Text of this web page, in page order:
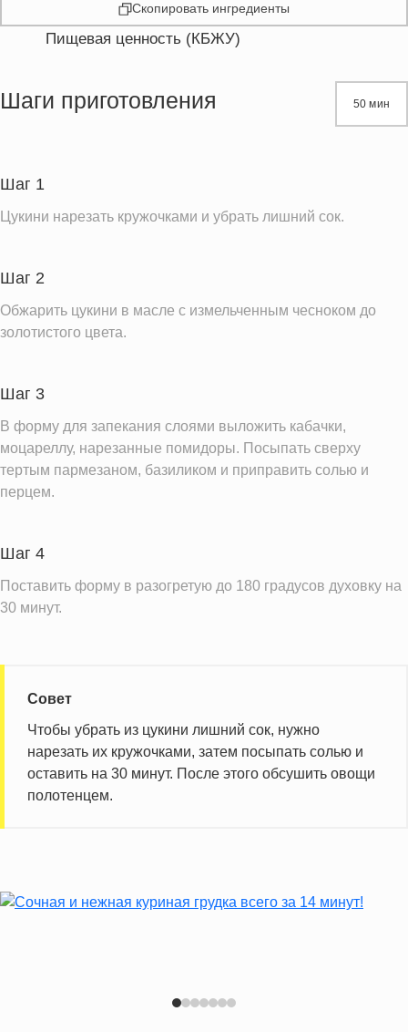
Скопировать ингредиенты
Пищевая ценность (КБЖУ)
Жиры
Пищевые волокна
Натрий
1320.3 мг
Информация для одной порции
Шаги приготовления 50 мин
Шаг 1
Цукини нарезать кружочками и убрать лишний сок.
Шаг 2
Обжарить цукини в масле с измельченным чесноком до
золотистого цвета.
Шаг 3
В форму для запекания слоями выложить кабачки,
моцареллу, нарезанные помидоры. Посыпать сверху
тертым пармезаном, базиликом и приправить солью и
перцем.
Шаг 4
Поставить форму в разогретую до 180 градусов духовку на
30 минут.
Совет
Чтобы убрать из цукини лишний сок, нужно
нарезать их кружочками, затем посыпать солью и
оставить на 30 минут. После этого обсушить овощи
полотенцем.